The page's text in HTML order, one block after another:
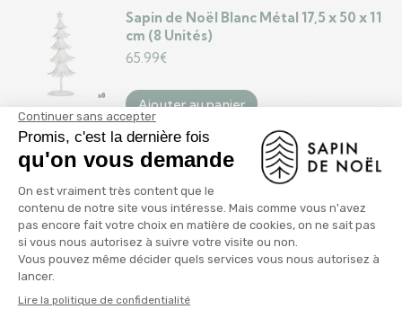
Sapin de Noël Blanc Métal 17,5 x 50 x 11
cm (8 Unités)
65.99€
Ajouter au panier
Sapin de Noël Tour Rouge Métal
Plastique 39 x 186 x 39 cm (4 Unités)
71.99€
Ajouter au panier
Plastique (Ø 28 x 127 cm)